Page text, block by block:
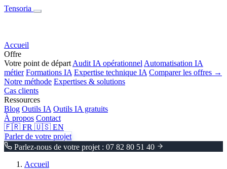
Tensoria
Accueil
Offre
Votre point de départ Audit IA opérationnel Automatisation IA
métier Formations IA Expertise technique IA Comparer les offres →
Notre méthode Expertises & solutions
Cas clients
Ressources
Blog Outils IA Outils IA gratuits
À propos Contact
🇫🇷 FR 🇺🇸 EN
Parler de votre projet
Parlez-nous de votre projet : 07 82 80 51 40
Accueil